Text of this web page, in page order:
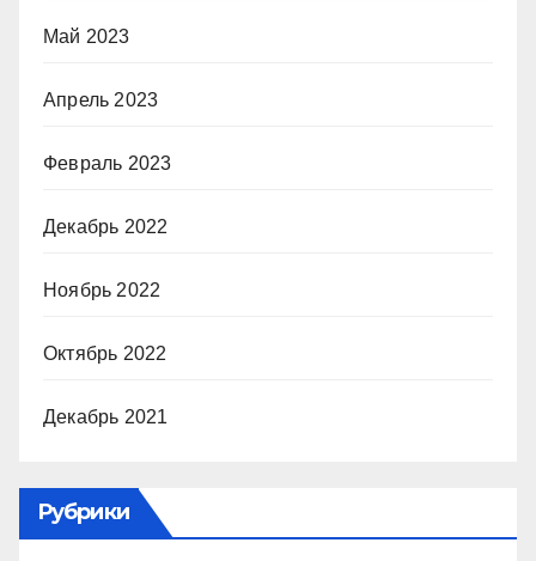
Май 2023
Апрель 2023
Февраль 2023
Декабрь 2022
Ноябрь 2022
Октябрь 2022
Декабрь 2021
Рубрики